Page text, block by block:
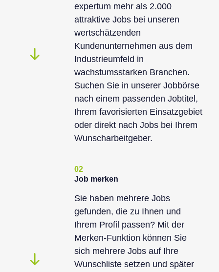
expertum mehr als 2.000
attraktive Jobs bei unseren
wertschätzenden
Kundenunternehmen aus dem
Industrieumfeld in
wachstumsstarken Branchen.
Suchen Sie in unserer Jobbörse
nach einem passenden Jobtitel,
Ihrem favorisierten Einsatzgebiet
oder direkt nach Jobs bei Ihrem
Wunscharbeitgeber.
02
Job merken
Sie haben mehrere Jobs
gefunden, die zu Ihnen und
Ihrem Profil passen? Mit der
Merken-Funktion können Sie
sich mehrere Jobs auf Ihre
Wunschliste setzen und später